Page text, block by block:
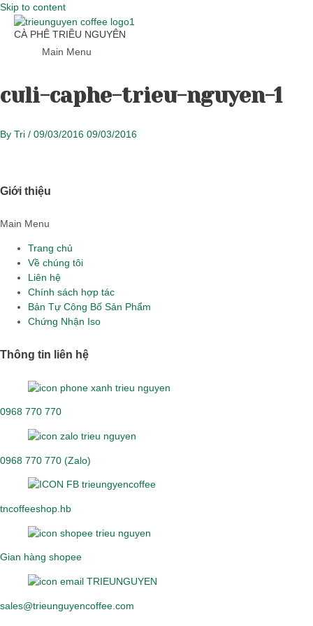
Skip to content
CÀ PHÊ TRIỀU NGUYÊN
Main Menu
culi-caphe-trieu-nguyen-1
By Tri / 09/03/2016 09/03/2016
Giới thiệu
Main Menu
Trang chủ
Về chúng tôi
Liên hệ
Chính sách hợp tác
Bản Tự Công Bố Sản Phẩm
Chứng Nhận Iso
Thông tin liên hệ
0968 770 770
0968 770 770 (Zalo)
tncoffeeshop.hb
Gian hàng shopee
sales@trieunguyencoffee.com